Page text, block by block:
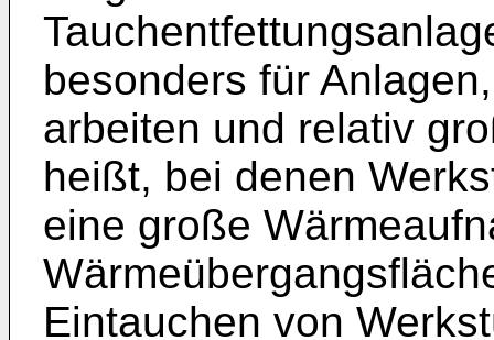
besonders für
arbeiten und relativ
heißt, bei denen
eine große
Eintauchen von